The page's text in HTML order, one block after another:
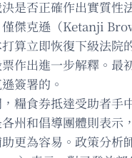
是否正確作出實質性
傑克遜（Ketanji
算立即恢復下級法院
作出進一步解釋。最
簽署的。
糧食券抵達受助者手
州和倡導團體則表示
更為容易。政策分析